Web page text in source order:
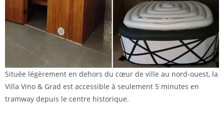
Située légèrement en dehors du cœur de ville au nord-ouest, la
Villa Vino & Grad est accessible à seulement 5 minutes en
tramway depuis le centre historique.